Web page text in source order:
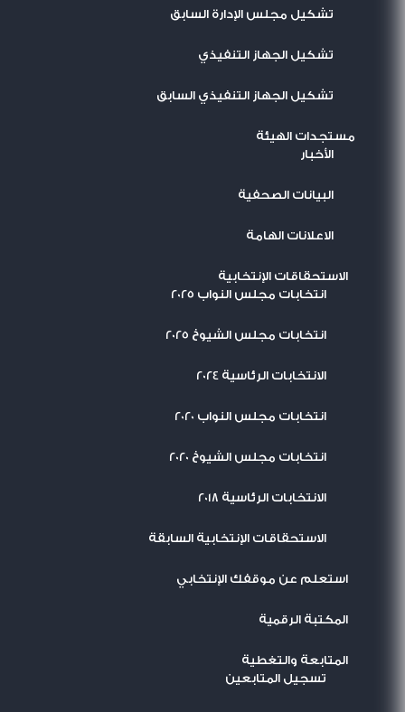
تشكيل مجلس الإدارة السابق
تشكيل الجهاز التنفيذي
تشكيل الجهاز التنفيذي السابق
مستجدات الهيئة
اﻷخبار
البيانات الصحفية
الاعلانات الهامة
الاستحقاقات الإنتخابية
انتخابات مجلس النواب 2025
انتخابات مجلس الشيوخ 2025
الانتخابات الرئاسية 2024
انتخابات مجلس النواب 2020
انتخابات مجلس الشيوخ 2020
الانتخابات الرئاسية 2018
الاستحقاقات الإنتخابية السابقة
استعلم عن موقفك الإنتخابي
المكتبة الرقمية
المتابعة والتغطية
تسجيل المتابعين